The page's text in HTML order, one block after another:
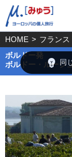
HOME > フランス
ボルドー発
ボルドー・ルージ
emoji_objects同